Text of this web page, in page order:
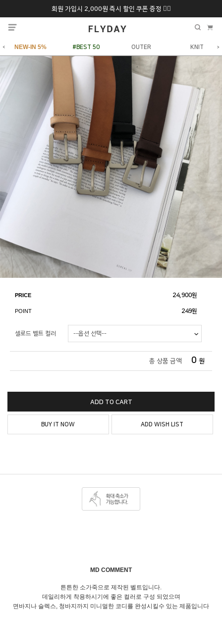
회원 가입시 2,000원 즉시 할인 쿠폰 증정 ❤️‍🔥
추석 특별 할인 10~20% 9/6 화 ~ 9/12월
NEW-IN 5% #BEST 50 OUTER KNIT
PRICE 24,900원
POINT 249원
셀로드 벨트 컬러
총 상품 금액 0 원
ADD TO CART
BUY IT NOW ADD WISH LIST
MD COMMENT
튼튼한 소가죽으로 제작된 벨트입니다.
데일리하게 착용하시기에 좋은 컬러로 구성 되었으며
면바지나 슬렉스, 청바지까지 미니멀한 코디를 완성시킬수 있는 제품입니다